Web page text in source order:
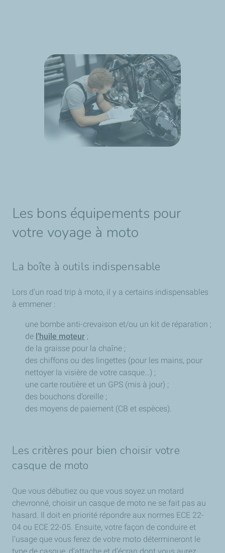
Les bons équipements pour
votre voyage à moto
La boîte à outils indispensable
Lors d’un road trip à moto, il y a certains indispensables
à emmener :
une bombe anti-crevaison et/ou un kit de réparation ;
de l’huile moteur ;
de la graisse pour la chaîne ;
des chiffons ou des lingettes (pour les mains, pour
nettoyer la visière de votre casque…) ;
une carte routière et un GPS (mis à jour) ;
des bouchons d’oreille ;
des moyens de paiement (CB et espèces).
Les critères pour bien choisir votre
casque de moto
Que vous débutiez ou que vous soyez un motard
chevronné, choisir un casque de moto ne se fait pas au
hasard. Il doit en priorité répondre aux normes ECE 22-
04 ou ECE 22-05. Ensuite, votre façon de conduire et
l’usage que vous ferez de votre moto détermineront le